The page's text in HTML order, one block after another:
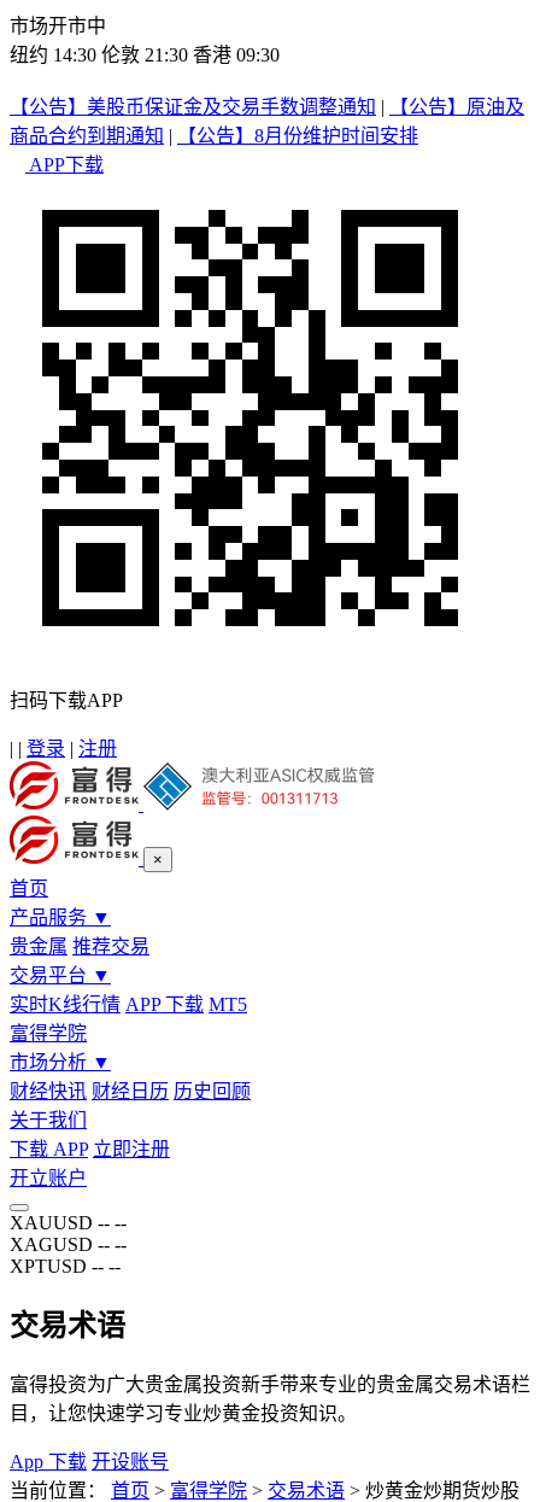
市场开市中
纽约 14:30 伦敦 21:30 香港 09:30
【公告】美股币保证金及交易手数调整通知 |
【公告】原油及
商品合约到期通知 |
【公告】8月份维护时间安排
APP下载
扫码下载APP
| | 登录 | 注册
×
首页
产品服务 ▼
贵金属 推荐交易
交易平台 ▼
实时K线行情 APP 下载 MT5
富得学院
市场分析 ▼
财经快讯 财经日历 历史回顾
关于我们
下载 APP 立即注册
开立账户
XAUUSD -- --
XAGUSD -- --
XPTUSD -- --
交易术语
富得投资为广大贵金属投资新手带来专业的贵金属交易术语栏
目，让您快速学习专业炒黄金投资知识。
App 下载 开设账号
当前位置：
首页 > 富得学院 > 交易术语 > 炒黄金炒期货炒股